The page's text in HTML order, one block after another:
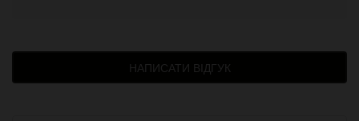
НАПИСАТИ ВІДГУК